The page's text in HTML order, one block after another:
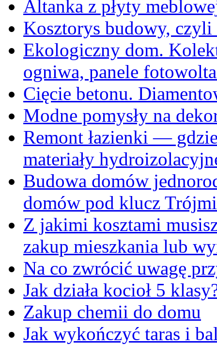
Altanka z płyty
Kosztorys budowy, czyli
Ekologiczny dom.
ogniwa, panele
Cięcie betonu.
Modne pomysły na
Remont łazienki —
materiały
Budowa domów
domów pod klucz
Z jakimi kosztami
zakup mieszkania lub
Na co zwrócić uwagę
Jak działa kocioł 5
Zakup chemii do domu
Jak wykończyć taras i